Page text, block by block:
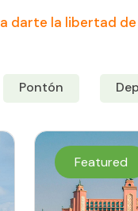
darte la libertad
Pontón
Featured